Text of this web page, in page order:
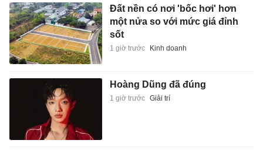
Đất nền có nơi 'bốc hơi' hơn
một nửa so với mức giá đỉnh
sốt
1 giờ trước Kinh doanh
Hoàng Dũng đã đúng
1 giờ trước Giải trí